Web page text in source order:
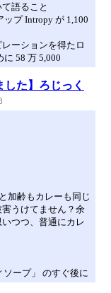
語ること
プ Intropy が 1,100
ーションを得たロ
58 万 5,000
した】ろじっく
加齢もカレーも同じ
うけてません？余
つつ、普通にカレ
ープ」 のすぐ後に